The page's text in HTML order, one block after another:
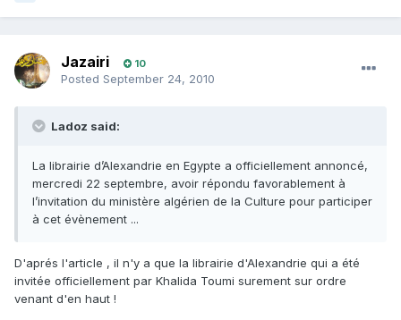
Jazairi 10
Posted September 24, 2010
Ladoz said:
La librairie d’Alexandrie en Egypte a officiellement annoncé,
mercredi 22 septembre, avoir répondu favorablement à
l’invitation du ministère algérien de la Culture pour participer
à cet évènement ...
D'aprés l'article , il n'y a que la librairie d'Alexandrie qui a été
invitée officiellement par Khalida Toumi surement sur ordre
venant d'en haut !